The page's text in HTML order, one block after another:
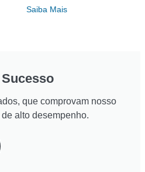
Saiba Mais
que comprovam nosso
alto desempenho.